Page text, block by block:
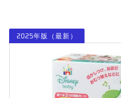
2025年版（最新）